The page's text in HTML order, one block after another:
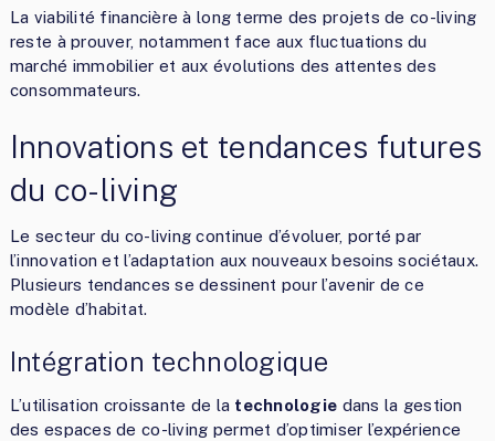
La viabilité financière à long terme des projets de co-living
reste à prouver, notamment face aux fluctuations du
marché immobilier et aux évolutions des attentes des
consommateurs.
Innovations et tendances futures
du co-living
Le secteur du co-living continue d’évoluer, porté par
l’innovation et l’adaptation aux nouveaux besoins sociétaux.
Plusieurs tendances se dessinent pour l’avenir de ce
modèle d’habitat.
Intégration technologique
L’utilisation croissante de la technologie dans la gestion
des espaces de co-living permet d’optimiser l’expérience